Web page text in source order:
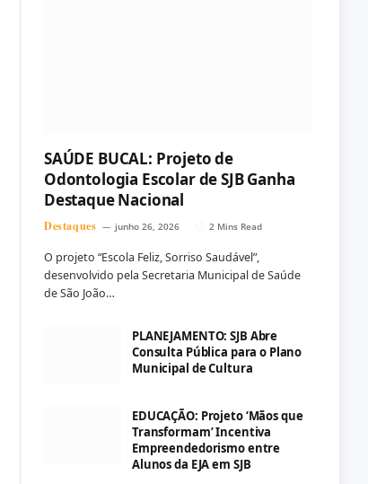
SAÚDE BUCAL: Projeto de
Odontologia Escolar de SJB Ganha
Destaque Nacional
Destaques junho 26, 2026 2 Mins Read
O projeto “Escola Feliz, Sorriso Saudável”,
desenvolvido pela Secretaria Municipal de Saúde
de São João…
PLANEJAMENTO: SJB Abre
Consulta Pública para o Plano
Municipal de Cultura
EDUCAÇÃO: Projeto ‘Mãos que
Transformam’ Incentiva
Empreendedorismo entre
Alunos da EJA em SJB